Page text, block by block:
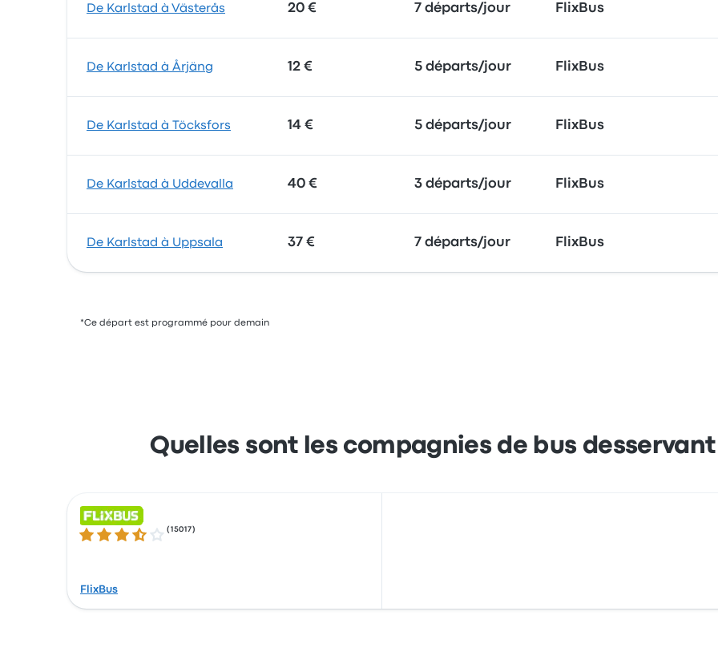
De Karlstad à Västerås 20 € 7 départs/jour FlixBus
De Karlstad à Årjäng 12 € 5 départs/jour FlixBus
De Karlstad à Töcksfors 14 € 5 départs/jour FlixBus
De Karlstad à Uddevalla 40 € 3 départs/jour FlixBus
De Karlstad à Uppsala 37 € 7 départs/jour FlixBus
*Ce départ est programmé pour demain
Quelles sont les compagnies de bus
3.5 sur 5 étoiles( 15017 )
FlixBus